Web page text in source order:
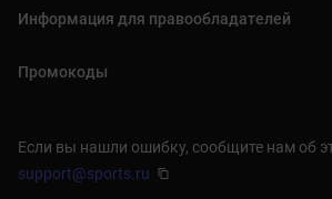
Информация для правообладателей
Промокоды
Если вы нашли ошибку, сообщите нам об
support@sports.ru